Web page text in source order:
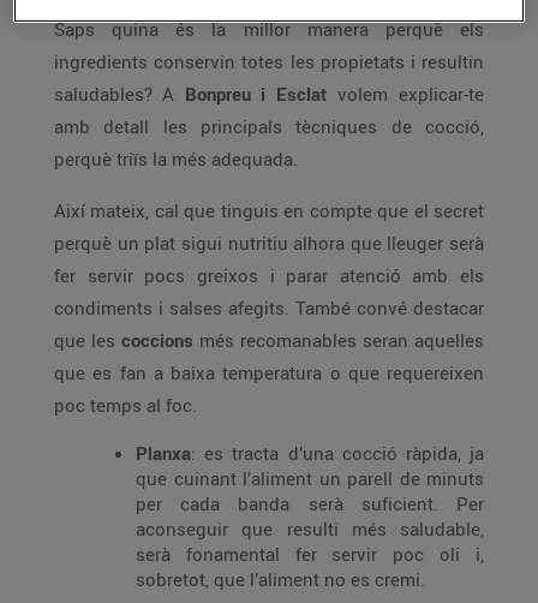
Saps quina és la millor manera perquè els
ingredients conservin totes les propietats i resultin
saludables? A Bonpreu i Esclat volem explicar-te
amb detall les principals tècniques de cocció,
perquè triïs la més adequada.
Així mateix, cal que tinguis en compte que el secret
perquè un plat sigui nutritiu alhora que lleuger serà
fer servir pocs greixos i parar atenció amb els
condiments i salses afegits. També convé destacar
que les coccions més recomanables seran aquelles
que es fan a baixa temperatura o que requereixen
poc temps al foc.
Planxa: es tracta d’una cocció ràpida, ja
que cuinant l’aliment un parell de minuts
per cada banda serà suficient. Per
aconseguir que resulti més saludable,
serà fonamental fer servir poc oli i,
sobretot, que l’aliment no es cremi.